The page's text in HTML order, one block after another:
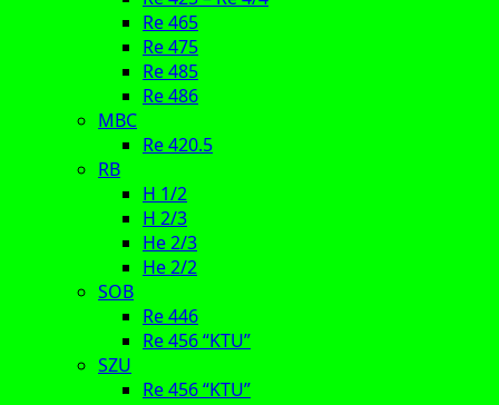
Re 465
Re 475
Re 485
Re 486
MBC
Re 420.5
RB
H 1/2
H 2/3
He 2/3
He 2/2
SOB
Re 446
Re 456 “KTU”
SZU
Re 456 “KTU”